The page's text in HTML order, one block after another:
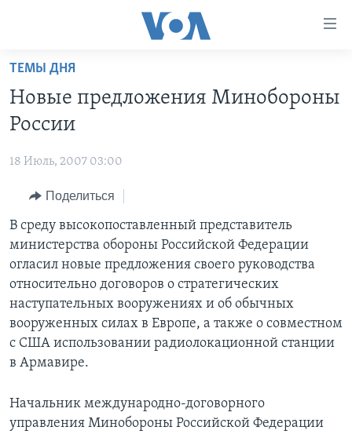
Перейти
основной
контент
навигации
Перейти
поиск
ПРОГРАММЫ
НОВОСТИ ЗА МИНУТУ
ИТОГИ
ПОЧЕМУ ЭТО ВАЖНО?
ДИСКУССИЯ VOA
ДЕТАЛИ
НЬЮ-ЙОРК NEW YORK
АМЕРИКА. БОЛЬШОЕ ПУТЕШЕСТВИЕ
УЧИМ АНГЛИЙСКИЙ
НАША АМЕРИКАНСКАЯ ИСТОРИЯ
А КАК В АМЕРИКЕ?
АРТЕФАКТЫ
АМЕРИКАНСКИЕ ГОРОДКИ
ТЕСТЫ
ЭКСПЕРТИЗА
ИНТЕРВЬЮ
ФАКТЫ ПРОТИВ ФЕЙКОВ
ЗА СВОБОДУ ПРЕССЫ
УЧИМ АНГЛИЙСКИЙ
ВИДЕО
ПОДПИСКА НА НОВОСТИ
СОЦИАЛЬНЫЕ СЕТИ
ТЕМЫ ДНЯ
Новые предложения Минобороны
России
18 Июль, 2007 03:00
Поделиться
В среду высокопоставленный представитель
министерства обороны Российской Федерации
огласил новые предложения своего руководства
относительно договоров о стратегических
наступательных вооружениях и об обычных
вооруженных силах в Европе, а также о совместном
с США использовании радиолокационной станции
в Армавире.
Начальник международно-договорного
управления Минобороны Российской Федерации